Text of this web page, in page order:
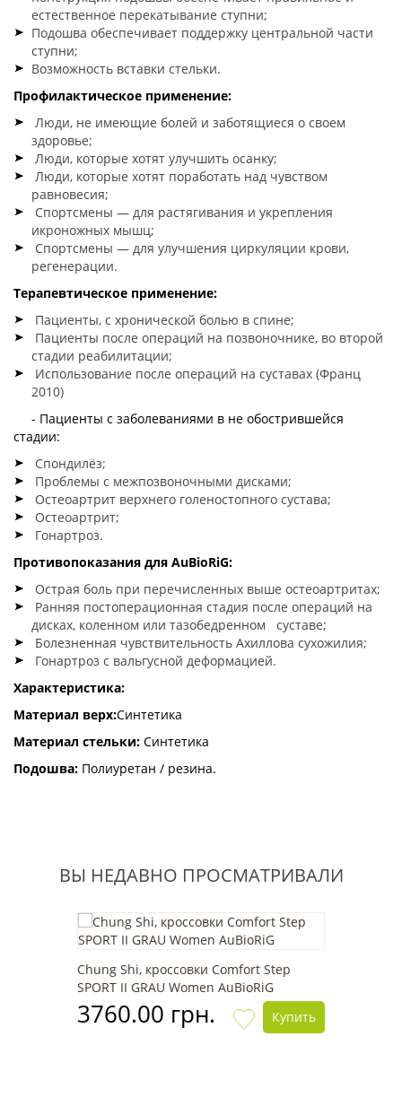
естественное перекатывание ступни;
Подошва обеспечивает поддержку центральной части
ступни;
Возможность вставки стельки.
Профилактическое применение:
Люди, не имеющие болей и заботящиеся о своем
здоровье;
Люди, которые хотят улучшить осанку;
Люди, которые хотят поработать над чувством
равновесия;
Спортсмены — для растягивания и укрепления
икроножных мышц;
Спортсмены — для улучшения циркуляции крови,
регенерации.
Терапевтическое применение:
Пациенты, с хронической болью в спине;
Пациенты после операций на позвоночнике, во второй
стадии реабилитации;
Использование после операций на суставах (Франц
2010)
- Пациенты с заболеваниями в не обострившейся
стадии:
Спондилёз;
Проблемы с межпозвоночными дисками;
Остеоартрит верхнего голеностопного сустава;
Остеоартрит;
Гонартроз.
Противопоказания для AuBioRiG:
Острая боль при перечисленных выше остеоартритах;
Ранняя постоперационная стадия после операций на
дисках, коленном или тазобедренном суставе;
Болезненная чувствительность Ахиллова сухожилия;
Гонартроз с вальгусной деформацией.
Характеристика:
Материал верх:Синтетика
Материал стельки: Синтетика
Подошва: Полиуретан / резина.
ВЫ НЕДАВНО ПРОСМАТРИВАЛИ
Chung Shi, кроссовки Comfort Step
SPORT II GRAU Women AuBioRiG
3760.00 грн. Купить